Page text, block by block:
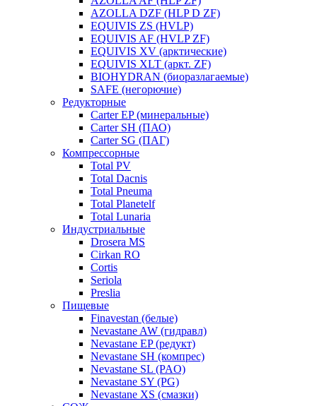
AZOLLA DZF (HLP D ZF)
EQUIVIS ZS (HVLP)
EQUIVIS AF (HVLP ZF)
EQUIVIS XV (арктические)
EQUIVIS XLT (аркт. ZF)
BIOHYDRAN (биоразлагаемые)
SAFE (негорючие)
Редукторные
Carter EP (минеральные)
Carter SH (ПАО)
Carter SG (ПАГ)
Компрессорные
Total PV
Total Dacnis
Total Pneuma
Total Planetelf
Total Lunaria
Индустриальные
Drosera MS
Cirkan RO
Cortis
Seriola
Preslia
Пищевые
Finavestan (белые)
Nevastane AW (гидравл)
Nevastane EP (редукт)
Nevastane SH (компрес)
Nevastane SL (PAO)
Nevastane SY (PG)
Nevastane XS (смазки)